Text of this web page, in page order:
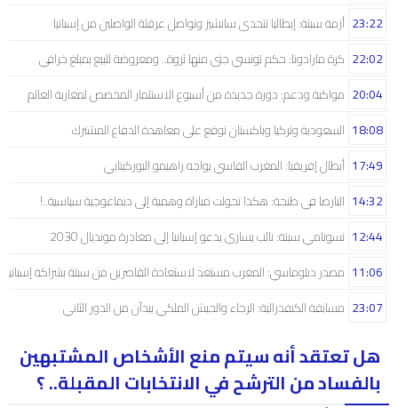
أزمة سبتة: إيطاليا تتحدى سانشيز وتواصل عرقلة الواصلين من إسبانيا 23:22
كرة مارادونا: حكم تونسي جنى منها ثروة.. ومعروضة للبيع بمبلغ خرافي 22:02
مواكبة ودعم: دورة جديدة من أسبوع الاستثمار المخصص لمغاربة العالم 20:04
السعودية وتركيا وباكستان توقع على معاهدة الدفاع المشترك 18:08
أبطال إفريقيا: المغرب الفاسي يواجه راهيمو البوركينابي 17:49
البارصا في طنجة: هكذا تحولت مباراة وهمية إلى ديماغوجية سياسية..! 14:32
تسونامي سبتة: نائب يساري يدعو إسبانيا إلى مغادرة مونديال 2030 12:44
مصدر دبلوماسي: المغرب مستعد لاستعادة القاصرين من سبتة بشراكة إسبانية 11:06
مسابقة الكنفدرالية: الرجاء والجيش الملكي يبدآن من الدور الثاني 23:07
هل تعتقد أنه سيتم منع الأشخاص المشتبهين
بالفساد من الترشح في الانتخابات المقبلة.. ؟